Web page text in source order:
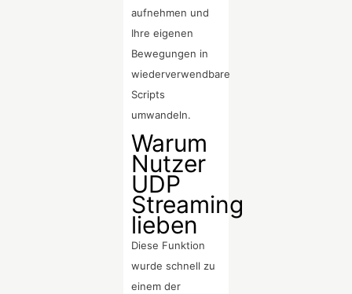
aufnehmen und
Ihre eigenen
Bewegungen in
wiederverwendbare
Scripts
umwandeln.
Warum
Nutzer
UDP
Streaming
lieben
Diese Funktion
wurde schnell zu
einem der